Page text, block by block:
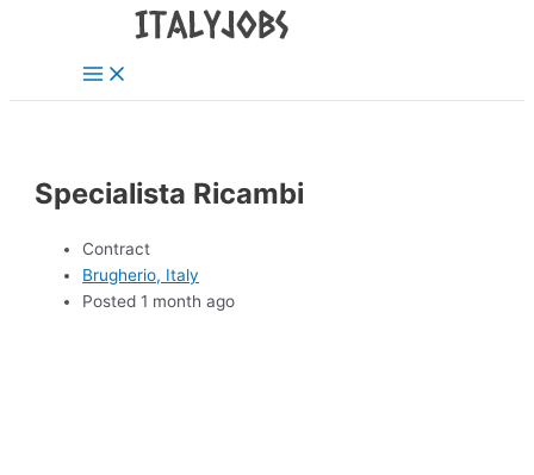
Specialista Ricambi
Contract
Brugherio, Italy
Posted 1 month ago